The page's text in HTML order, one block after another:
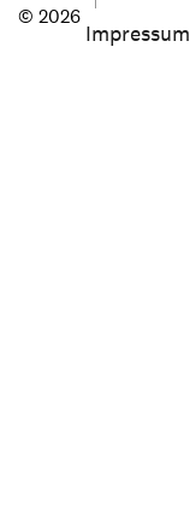
© 2026
Impressum